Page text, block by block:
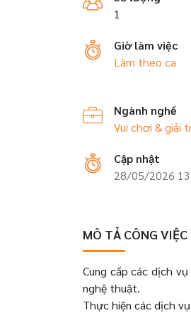
1
Giờ làm việc
Làm theo ca
Ngành nghề
Vui chơi & giải
Cập nhật
28/05/2026
MÔ TẢ CÔNG VIỆC
Cung cấp các dịch
nghệ thuật.
Thực hiện các dịch